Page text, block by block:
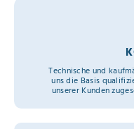
Technische und
uns die Basis
unserer Kunden